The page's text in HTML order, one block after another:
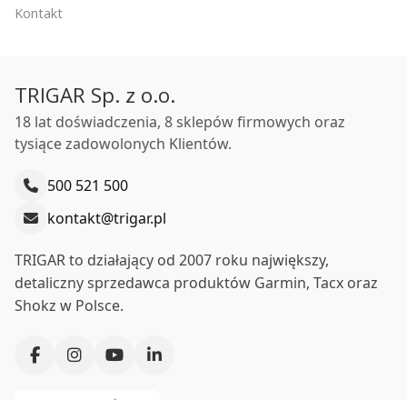
Kontakt
TRIGAR Sp. z o.o.
18 lat doświadczenia, 8 sklepów firmowych oraz
tysiące zadowolonych Klientów.
500 521 500
kontakt@trigar.pl
TRIGAR to działający od 2007 roku największy,
detaliczny sprzedawca produktów Garmin, Tacx oraz
Shokz w Polsce.